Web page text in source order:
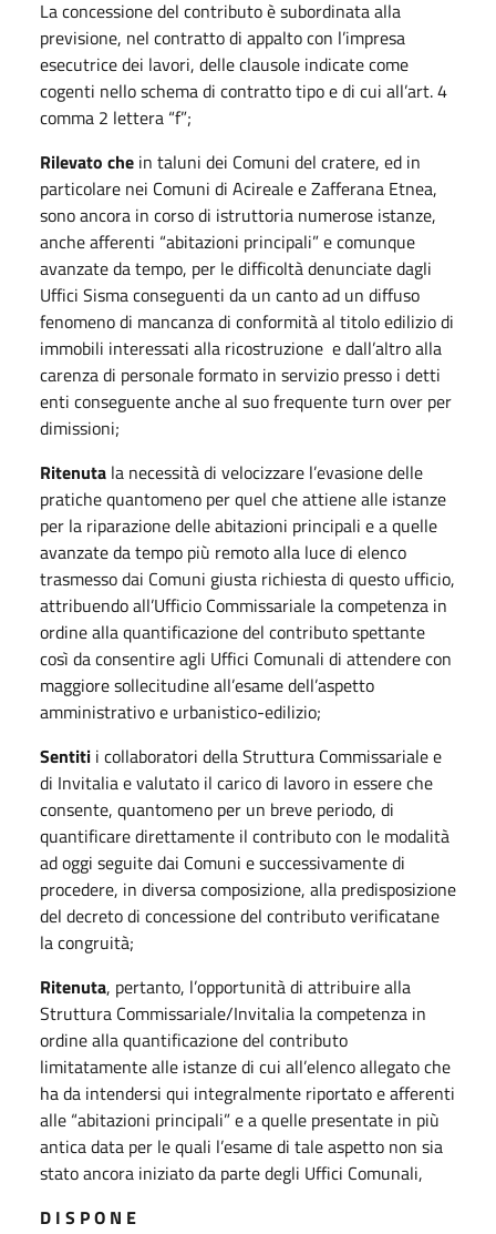
La concessione del contributo è subordinata alla
previsione, nel contratto di appalto con l’impresa
esecutrice dei lavori, delle clausole indicate come
cogenti nello schema di contratto tipo e di cui all’art. 4
comma 2 lettera “f”;
Rilevato che in taluni dei Comuni del cratere, ed in
particolare nei Comuni di Acireale e Zafferana Etnea,
sono ancora in corso di istruttoria numerose istanze,
anche afferenti “abitazioni principali” e comunque
avanzate da tempo, per le difficoltà denunciate dagli
Uffici Sisma conseguenti da un canto ad un diffuso
fenomeno di mancanza di conformità al titolo edilizio di
immobili interessati alla ricostruzione e dall’altro alla
carenza di personale formato in servizio presso i detti
enti conseguente anche al suo frequente turn over per
dimissioni;
Ritenuta la necessità di velocizzare l’evasione delle
pratiche quantomeno per quel che attiene alle istanze
per la riparazione delle abitazioni principali e a quelle
avanzate da tempo più remoto alla luce di elenco
trasmesso dai Comuni giusta richiesta di questo ufficio,
attribuendo all’Ufficio Commissariale la competenza in
ordine alla quantificazione del contributo spettante
così da consentire agli Uffici Comunali di attendere con
maggiore sollecitudine all’esame dell’aspetto
amministrativo e urbanistico-edilizio;
Sentiti i collaboratori della Struttura Commissariale e
di Invitalia e valutato il carico di lavoro in essere che
consente, quantomeno per un breve periodo, di
quantificare direttamente il contributo con le modalità
ad oggi seguite dai Comuni e successivamente di
procedere, in diversa composizione, alla predisposizione
del decreto di concessione del contributo verificatane
la congruità;
Ritenuta, pertanto, l’opportunità di attribuire alla
Struttura Commissariale/Invitalia la competenza in
ordine alla quantificazione del contributo
limitatamente alle istanze di cui all’elenco allegato che
ha da intendersi qui integralmente riportato e afferenti
alle “abitazioni principali” e a quelle presentate in più
antica data per le quali l’esame di tale aspetto non sia
stato ancora iniziato da parte degli Uffici Comunali,
D I S P O N E